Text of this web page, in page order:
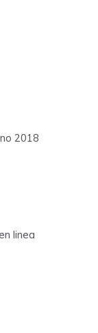
2018
linea